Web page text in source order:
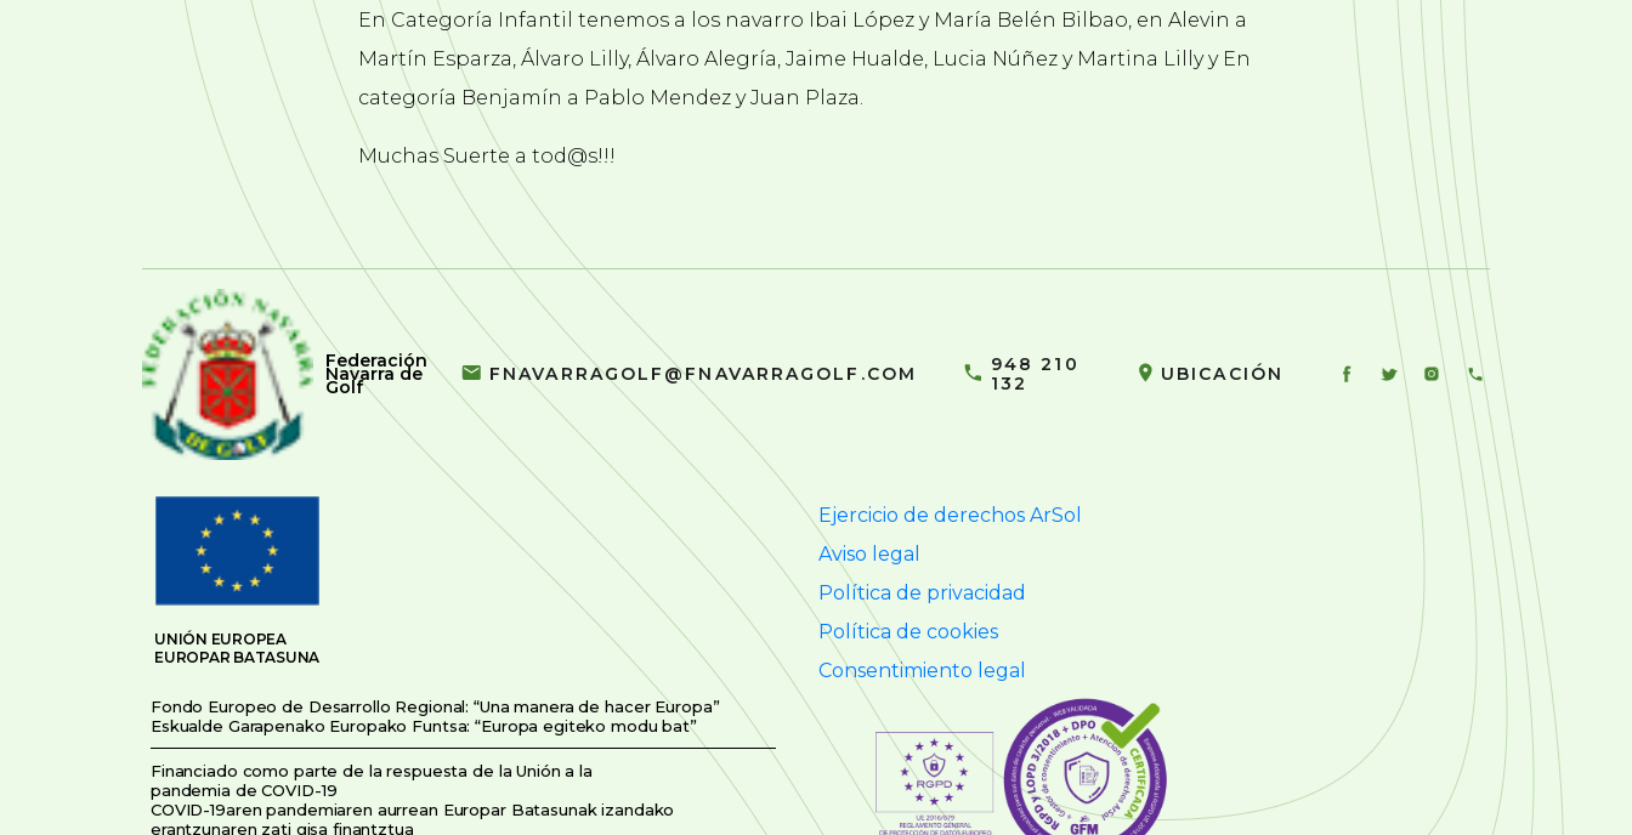
En Categoría Infantil tenemos a los navarro Ibai López y María Belén Bilbao, en Alevin a
Martín Esparza, Álvaro Lilly, Álvaro Alegría, Jaime Hualde, Lucia Núñez y Martina Lilly y En
categoría Benjamín a Pablo Mendez y Juan Plaza.
Muchas Suerte a tod@s!!!
Federación
Navarra de
Golf
FNAVARRAGOLF@FNAVARRAGOLF.COM
948 210
132
UBICACIÓN
UNIÓN EUROPEA
EUROPAR BATASUNA
Fondo Europeo de Desarrollo Regional: “Una manera de hacer Europa”
Eskualde Garapenako Europako Funtsa: “Europa egiteko modu bat”
Financiado como parte de la respuesta de la Unión a la
pandemia de COVID-19
COVID-19aren pandemiaren aurrean Europar Batasunak izandako
erantzunaren zati gisa finantztua
Ejercicio de derechos ArSol
Aviso legal
Política de privacidad
Política de cookies
Consentimiento legal